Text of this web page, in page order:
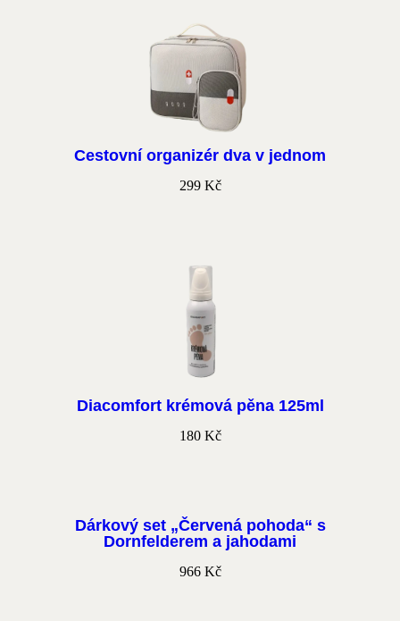
Cestovní organizér dva v jednom
299 Kč
Diacomfort krémová pěna 125ml
180 Kč
Dárkový set „Červená pohoda“ s
Dornfelderem a jahodami
966 Kč